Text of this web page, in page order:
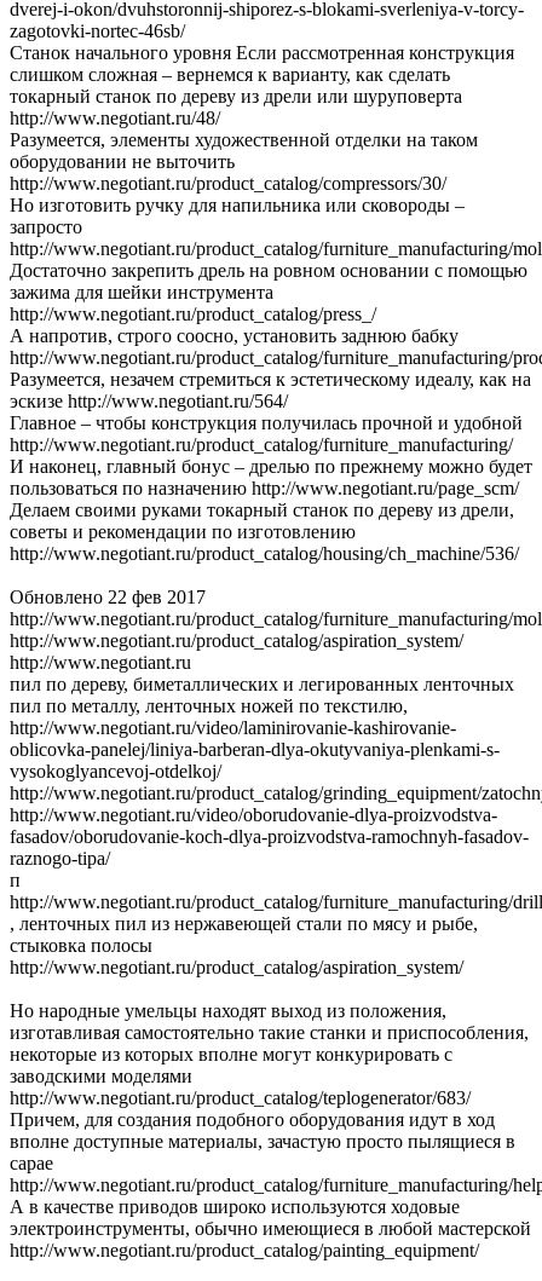
dverej-i-okon/dvuhstoronnij-shiporez-s-blokami-sverleniya-v-torcy-
zagotovki-nortec-46sb/
Станок начального уровня Если рассмотренная конструкция
слишком сложная – вернемся к варианту, как сделать
токарный станок по дереву из дрели или шуруповерта
http://www.negotiant.ru/48/
Разумеется, элементы художественной отделки на таком
оборудовании не выточить
http://www.negotiant.ru/product_catalog/compressors/30/
Но изготовить ручку для напильника или сковороды –
запросто
http://www.negotiant.ru/product_catalog/furniture_manufacturing/
Достаточно закрепить дрель на ровном основании с помощью
зажима для шейки инструмента
http://www.negotiant.ru/product_catalog/press_/
А напротив, строго соосно, установить заднюю бабку
http://www.negotiant.ru/product_catalog/furniture_manufacturing/
Разумеется, незачем стремиться к эстетическому идеалу, как на
эскизе http://www.negotiant.ru/564/
Главное – чтобы конструкция получилась прочной и удобной
http://www.negotiant.ru/product_catalog/furniture_manufacturing/
И наконец, главный бонус – дрелью по прежнему можно будет
пользоваться по назначению http://www.negotiant.ru/page_scm/
Делаем своими руками токарный станок по дереву из дрели,
советы и рекомендации по изготовлению
http://www.negotiant.ru/product_catalog/housing/ch_machine/536/
Обновлено 22 фев 2017
http://www.negotiant.ru/product_catalog/furniture_manufacturing/
http://www.negotiant.ru/product_catalog/aspiration_system/
http://www.negotiant.ru
пил по дереву, биметаллических и легированных ленточных
пил по металлу, ленточных ножей по текстилю,
http://www.negotiant.ru/video/laminirovanie-kashirovanie-
oblicovka-panelej/liniya-barberan-dlya-okutyvaniya-plenkami-s-
vysokoglyancevoj-otdelkoj/
http://www.negotiant.ru/product_catalog/grinding_equipment/
http://www.negotiant.ru/video/oborudovanie-dlya-proizvodstva-
fasadov/oborudovanie-koch-dlya-proizvodstva-ramochnyh-fasadov-
raznogo-tipa/
п
http://www.negotiant.ru/product_catalog/furniture_manufacturing/
, ленточных пил из нержавеющей стали по мясу и рыбе,
стыковка полосы
http://www.negotiant.ru/product_catalog/aspiration_system/
Но народные умельцы находят выход из положения,
изготавливая самостоятельно такие станки и приспособления,
некоторые из которых вполне могут конкурировать с
заводскими моделями
http://www.negotiant.ru/product_catalog/teplogenerator/683/
Причем, для создания подобного оборудования идут в ход
вполне доступные материалы, зачастую просто пылящиеся в
сарае
http://www.negotiant.ru/product_catalog/furniture_manufacturing/
А в качестве приводов широко используются ходовые
электроинструменты, обычно имеющиеся в любой мастерской
http://www.negotiant.ru/product_catalog/painting_equipment/